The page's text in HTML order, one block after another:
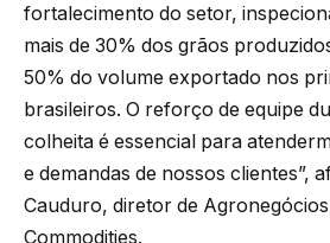
fortalecimento do setor,
mais de 30% dos grãos
50% do volume exportado nos
brasileiros. O reforço de equipe
colheita é essencial para
e demandas de nossos clientes”,
Cauduro, diretor de
Commodities.